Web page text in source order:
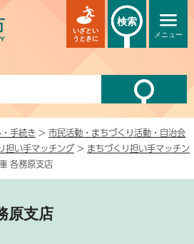
メニュー
いざとい
うときに
検索
手続き > 市民活動・まちづくり活動・自治会
担い手マッチング> まちづくり担い手マッチン
各務原支店
原支店